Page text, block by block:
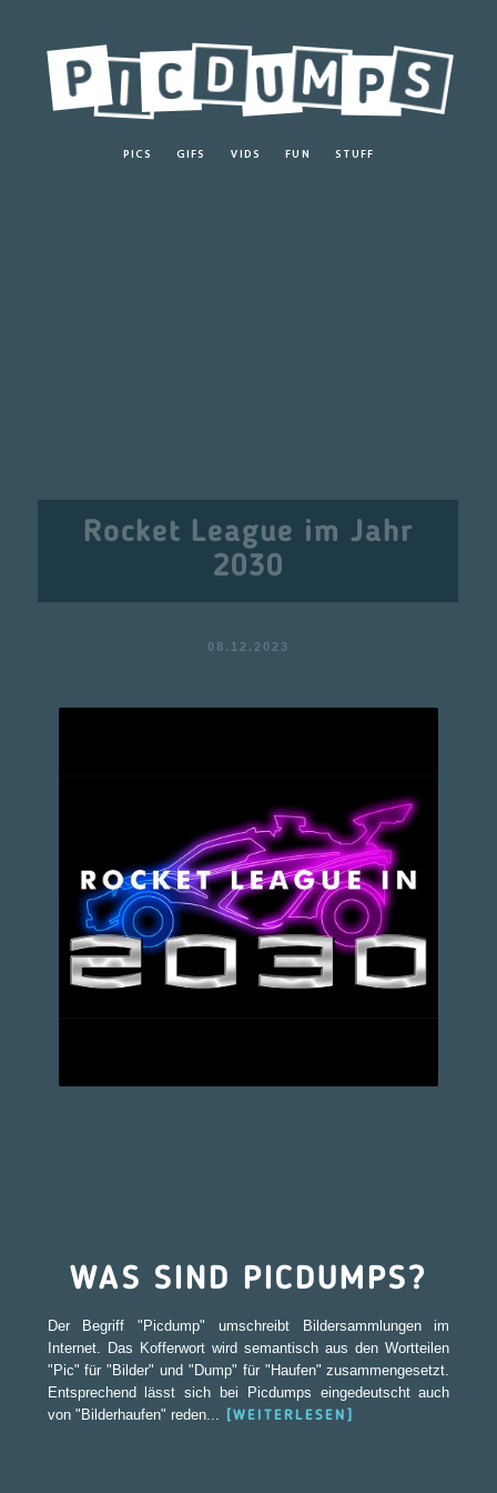
PICS GIFS VIDS FUN STUFF
Rocket League im Jahr
2030
08.12.2023
WAS SIND PICDUMPS?
Der Begriff "Picdump" umschreibt Bildersammlungen im
Internet. Das Kofferwort wird semantisch aus den Wortteilen
"Pic" für "Bilder" und "Dump" für "Haufen" zusammengesetzt.
Entsprechend lässt sich bei Picdumps eingedeutscht auch
von "Bilderhaufen" reden...
[WEITERLESEN]